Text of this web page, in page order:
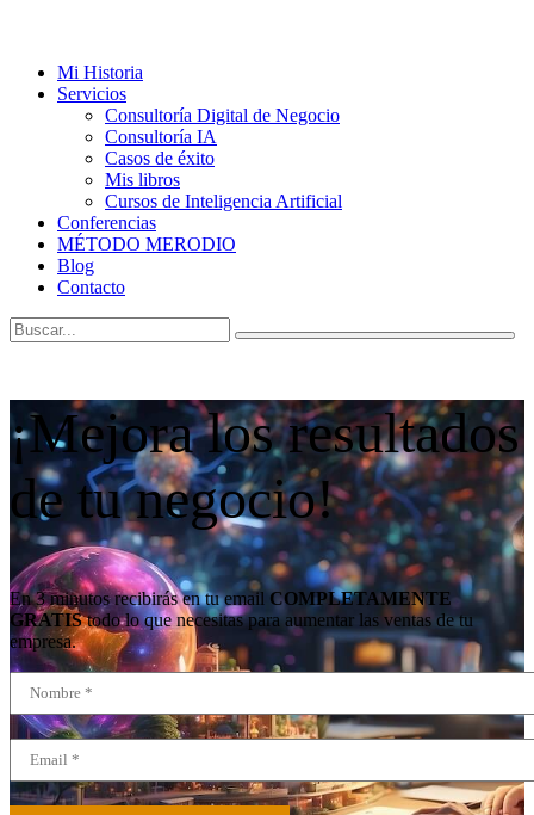
Mi Historia
Servicios
Consultoría Digital de Negocio
Consultoría IA
Casos de éxito
Mis libros
Cursos de Inteligencia Artificial
Conferencias
MÉTODO MERODIO
Blog
Contacto
¡Mejora los resultados
de tu negocio!
En 3 minutos recibirás en tu email COMPLETAMENTE
GRATIStodo lo que necesitas para aumentar las ventas de tu
empresa.